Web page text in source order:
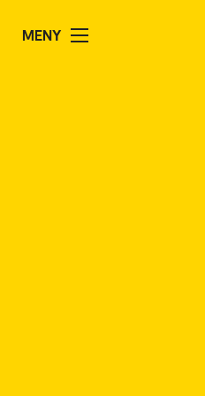
MENY